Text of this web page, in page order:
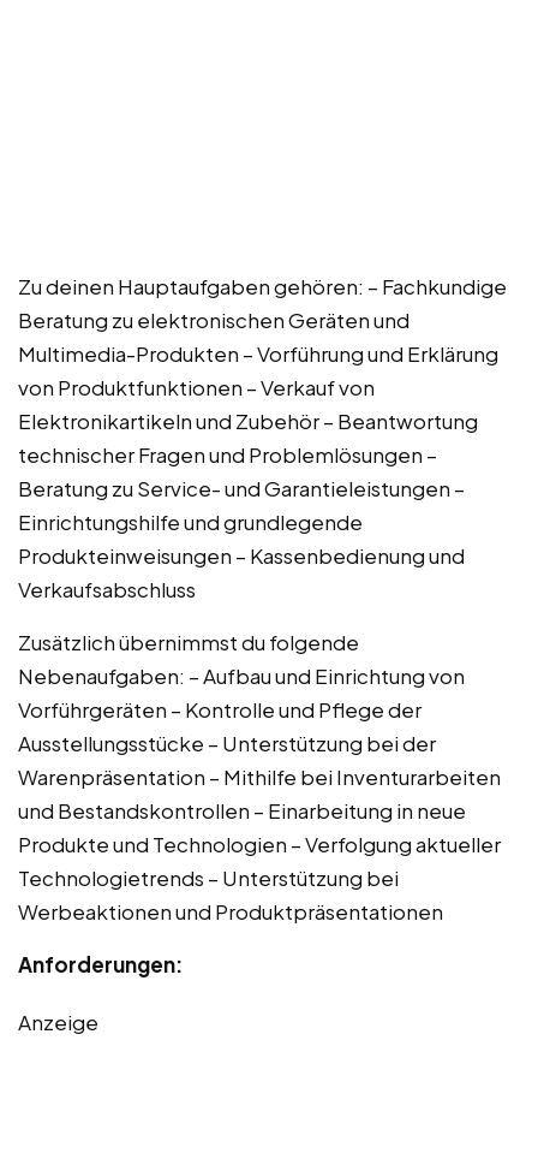
Zu deinen Hauptaufgaben gehören: – Fachkundige
Beratung zu elektronischen Geräten und
Multimedia-Produkten – Vorführung und Erklärung
von Produktfunktionen – Verkauf von
Elektronikartikeln und Zubehör – Beantwortung
technischer Fragen und Problemlösungen –
Beratung zu Service- und Garantieleistungen –
Einrichtungshilfe und grundlegende
Produkteinweisungen – Kassenbedienung und
Verkaufsabschluss
Zusätzlich übernimmst du folgende
Nebenaufgaben: – Aufbau und Einrichtung von
Vorführgeräten – Kontrolle und Pflege der
Ausstellungsstücke – Unterstützung bei der
Warenpräsentation – Mithilfe bei Inventurarbeiten
und Bestandskontrollen – Einarbeitung in neue
Produkte und Technologien – Verfolgung aktueller
Technologietrends – Unterstützung bei
Werbeaktionen und Produktpräsentationen
Anforderungen:
Anzeige